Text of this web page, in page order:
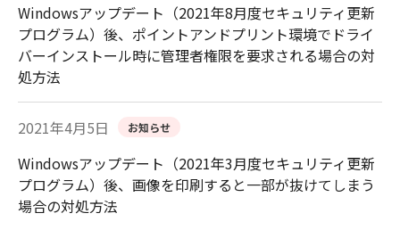
Windowsアップデート（2021年8月度セキュリティ更新
プログラム）後、ポイントアンドプリント環境でドライ
バーインストール時に管理者権限を要求される場合の対
処方法
2021年4月5日 お知らせ
Windowsアップデート（2021年3月度セキュリティ更新
プログラム）後、画像を印刷すると一部が抜けてしまう
場合の対処方法